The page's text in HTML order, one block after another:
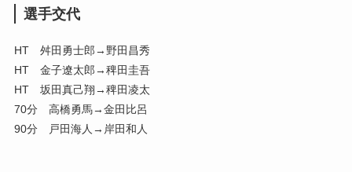
選手交代
HT 舛田勇士郎→野田昌秀
HT 金子遼太郎→稗田圭吾
HT 坂田真己翔→稗田凌太
70分 高橋勇馬→金田比呂
90分 戸田海人→岸田和人